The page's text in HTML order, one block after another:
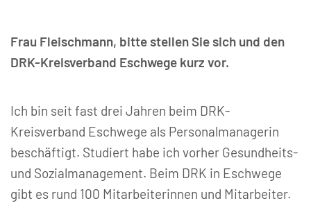
Frau Fleischmann, bitte stellen Sie sich und den
DRK-Kreisverband Eschwege kurz vor.
Ich bin seit fast drei Jahren beim DRK-
Kreisverband Eschwege als Personalmanagerin
beschäftigt. Studiert habe ich vorher Gesundheits-
und Sozialmanagement. Beim DRK in Eschwege
gibt es rund 100 Mitarbeiterinnen und Mitarbeiter.